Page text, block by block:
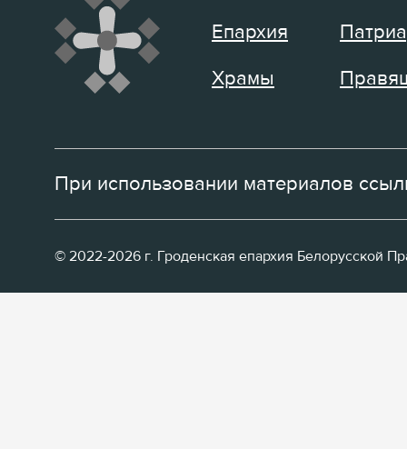
Епархия
Храмы
При использовании материалов
© 2022-2026 г. Гроденская епархия Белорусской